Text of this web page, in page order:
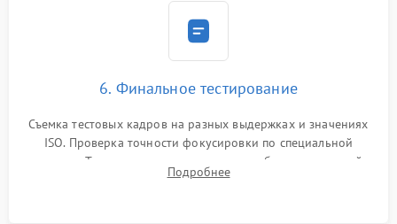
6. Финальное тестирование
Съемка тестовых кадров на разных выдержках и значениях
ISO. Проверка точности фокусировки по специальной
мишени. Тест записи на карту памяти, работы встроенной
вспышки, микрофона и всех кнопок управления.
Подробнее